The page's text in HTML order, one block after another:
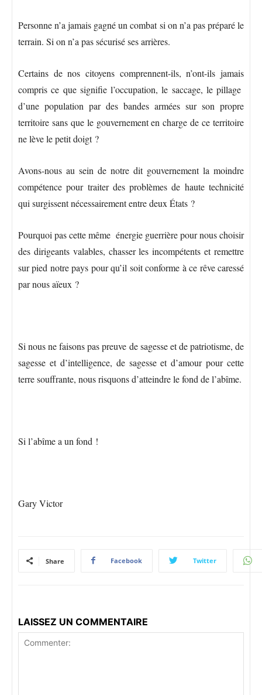
Personne n’a jamais gagné un combat si on n’a pas préparé le
terrain. Si on n’a pas sécurisé ses arrières.
Certains de nos citoyens comprennent-ils, n’ont-ils jamais
compris ce que signifie l’occupation, le saccage, le pillage
d’une population par des bandes armées sur son propre
territoire sans que le gouvernement en charge de ce territoire
ne lève le petit doigt ?
Avons-nous au sein de notre dit gouvernement la moindre
compétence pour traiter des problèmes de haute technicité
qui surgissent nécessairement entre deux États ?
Pourquoi pas cette même énergie guerrière pour nous choisir
des dirigeants valables, chasser les incompétents et remettre
sur pied notre pays pour qu’il soit conforme à ce rêve caressé
par nous aïeux ?
Si nous ne faisons pas preuve de sagesse et de patriotisme, de
sagesse et d’intelligence, de sagesse et d’amour pour cette
terre souffrante, nous risquons d’atteindre le fond de l’abîme.
Si l’abîme a un fond !
Gary Victor
Share Facebook Twitter
LAISSEZ UN COMMENTAIRE